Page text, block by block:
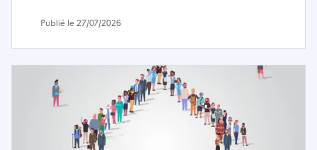
Publié le 27/07/2026